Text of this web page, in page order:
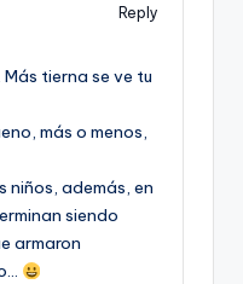
Reply
tierna se ve tu
más o menos,
niños, además, en
siendo
armaron